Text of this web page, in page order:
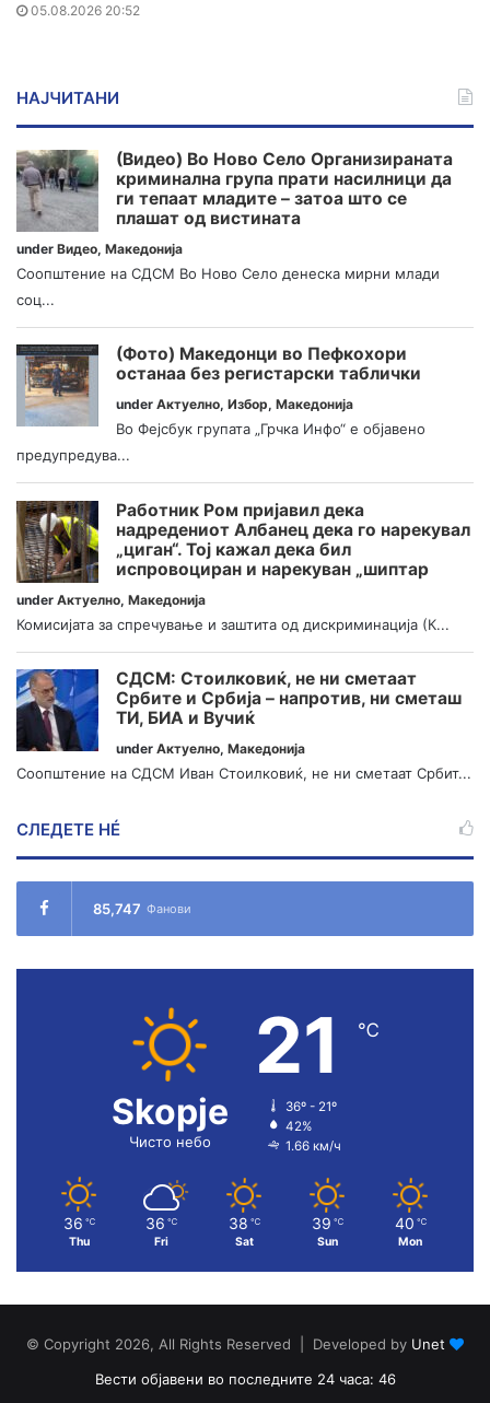
05.08.2026 20:52
НАЈЧИТАНИ
(Видео) Во Ново Село Организираната
криминална група прати насилници да
ги тепаат младите – затоа што се
плашат од вистината
under Видео, Македонија
Соопштение на СДСМ Во Ново Село денеска мирни млади
соц...
(Фото) Македонци во Пефкохори
останаа без регистарски таблички
under Актуелно, Избор, Македонија
Во Фејсбук групата „Грчка Инфо“ е објавено
предупредува...
Работник Ром пријавил дека
надредениот Албанец дека го нарекувал
„циган“. Тој кажал дека бил
испровоциран и нарекуван „шиптар
under Актуелно, Македонија
Комисијата за спречување и заштита од дискриминација (К...
СДСМ: Стоилковиќ, не ни сметаат
Србите и Србија – напротив, ни сметаш
ТИ, БИА и Вучиќ
under Актуелно, Македонија
Соопштение на СДСМ Иван Стоилковиќ, не ни сметаат Србит...
СЛЕДЕТЕ НÉ
85,747 Фанови
Skopje
Чисто небо
21 ℃
36º - 21º
42%
1.66 км/ч
36 ℃
Thu
36 ℃
Fri
38 ℃
Sat
39 ℃
Sun
40 ℃
Mon
© Copyright 2026, All Rights Reserved | Developed by Unet
Вести објавени во последните 24 часа: 46